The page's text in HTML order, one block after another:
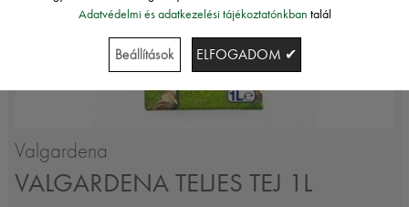
Valgardena
VALGARDENA TELJES TEJ 1L
Adatvédelmi és adatkezelési tájékoztatónkban talál
Beállítások ELFOGADOM ✔